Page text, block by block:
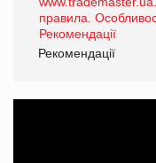
Рекомендації